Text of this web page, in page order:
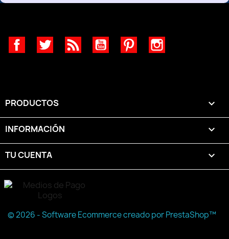
FacebookTwitter Rss YouTube Pinterest
PRODUCTOS 
INFORMACIÓN 
TU CUENTA 
© 2026 - Software Ecommerce creado por PrestaShop™